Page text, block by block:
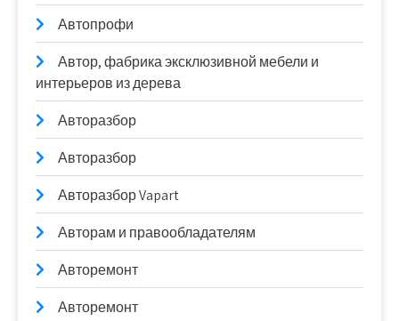
Автопрофи
Автор, фабрика эксклюзивной мебели и
интерьеров из дерева
Авторазбор
Авторазбор
Авторазбор Vapart
Авторам и правообладателям
Авторемонт
Авторемонт